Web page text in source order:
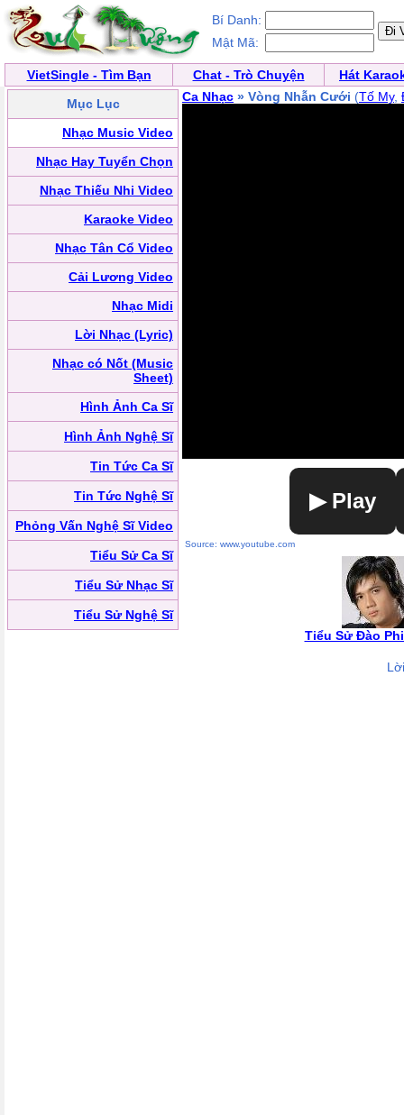
Bí Danh:
Mật Mã:
VietSingle - Tìm Bạn Chat - Trò Chuyện
Hát
Mục Lục
Nhạc Music Video
Nhạc Hay Tuyển Chọn
Nhạc Thiếu Nhi Video
Karaoke Video
Nhạc Tân Cổ Video
Cải Lương Video
Nhạc Midi
Lời Nhạc (Lyric)
Nhạc có Nốt (Music
Sheet)
Hình Ảnh Ca Sĩ
Hình Ảnh Nghệ Sĩ
Tin Tức Ca Sĩ
Tin Tức Nghệ Sĩ
Phỏng Vấn Nghệ Sĩ Video
Tiểu Sử Ca Sĩ
Tiểu Sử Nhạc Sĩ
Tiểu Sử Nghệ Sĩ
Ca Nhạc » Vòng Nhẫn Cưới (Tố My,
▶ Play
Source: www.youtube.com
Tiểu Sử Đào